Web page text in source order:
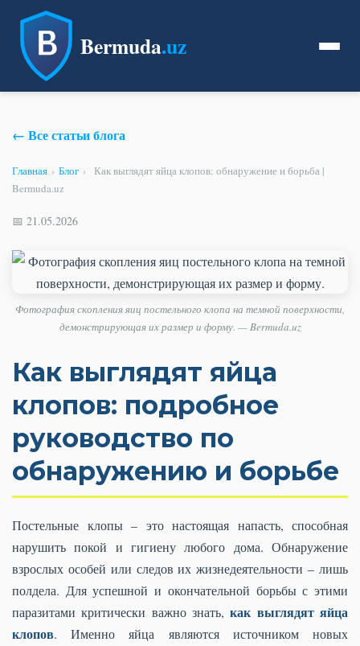
Bermuda.uz
← Все статьи блога
Главная › Блог ›
Как выглядят яйца клопов: обнаружение и борьба |
Bermuda.uz
📅 21.05.2026
Фотография скопления яиц постельного клопа на темной поверхности,
демонстрирующая их размер и форму. — Bermuda.uz
Как выглядят яйца
клопов: подробное
руководство по
обнаружению и борьбе
Постельные клопы – это настоящая напасть, способная
нарушить покой и гигиену любого дома. Обнаружение
взрослых особей или следов их жизнедеятельности – лишь
полдела. Для успешной и окончательной борьбы с этими
паразитами критически важно знать,как выглядят яйца
клопов. Именно яйца являются источником новых